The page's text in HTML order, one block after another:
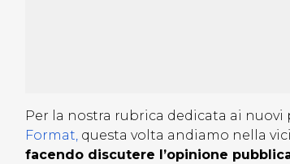
Per la nostra rubrica dedicata ai
Format, questa volta andiamo nella
facendo discutere l’opinione